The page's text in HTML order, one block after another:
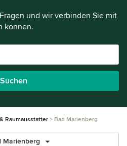
und wir verbinden Sie mit
können.
Suchen
Raumausstatter Bad Marienberg
Marienberg